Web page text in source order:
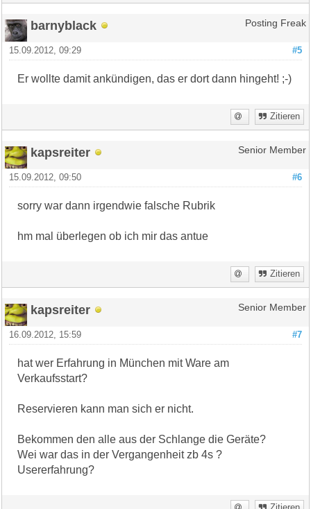
barnyblack Posting Freak
#5
15.09.2012, 09:29
Er wollte damit ankündigen, das er dort dann hingeht! ;-)
Zitieren
kapsreiter Senior Member
#6
15.09.2012, 09:50
sorry war dann irgendwie falsche Rubrik
hm mal überlegen ob ich mir das antue
Zitieren
kapsreiter Senior Member
#7
16.09.2012, 15:59
hat wer Erfahrung in München mit Ware am
Verkaufsstart?
Reservieren kann man sich er nicht.
Bekommen den alle aus der Schlange die Geräte?
Wei war das in der Vergangenheit zb 4s ?
Usererfahrung?